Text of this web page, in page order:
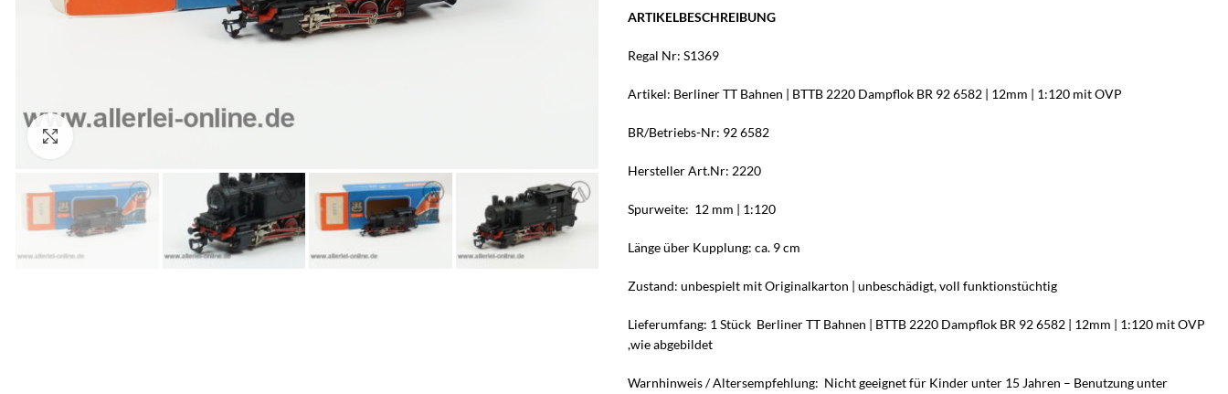
ARTIKELBESCHREIBUNG
Regal Nr: S1369
Artikel: Berliner TT Bahnen | BTTB 2220 Dampflok BR 92 6582 | 12mm | 1:120 mit OVP
BR/Betriebs-Nr: 92 6582
Hersteller Art.Nr: 2220
Spurweite: 12 mm | 1:120
Länge über Kupplung: ca. 9 cm
Zustand: unbespielt mit Originalkarton | unbeschädigt, voll funktionstüchtig
Lieferumfang: 1 Stück Berliner TT Bahnen | BTTB 2220 Dampflok BR 92 6582 | 12mm | 1:120 mit OVP
,wie abgebildet
Warnhinweis / Altersempfehlung: Nicht geeignet für Kinder unter 15 Jahren – Benutzung unter